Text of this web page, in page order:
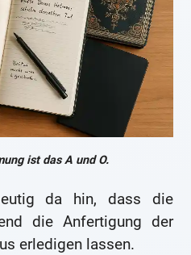
ist das A und O.
da hin, dass die
die Anfertigung der
erledigen lassen.